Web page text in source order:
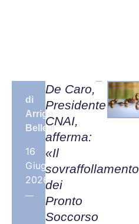
di
Arrigo
Bellelli
16
Giugno,
2026
De Caro,
Presidente
CNAI,
afferma:
«Il
sovraffollamento
dei
Pronto
Soccorso